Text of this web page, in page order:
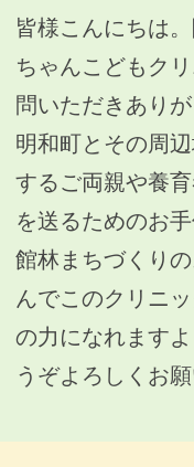
皆様こんにちは
ちゃんこどもク
問いただきあり
明和町とその周
するご両親や養
を送るためのお
館林まちづくり
んでこのクリニ
の力になれます
うぞよろしくお